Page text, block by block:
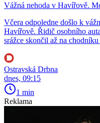
Vážná nehoda v Havířově.
Včera odpoledne došlo k
Havířově. Řidič osobního
srážce skončil až na
Ostravská Drbna
dnes, 09:15
1 min
Reklama